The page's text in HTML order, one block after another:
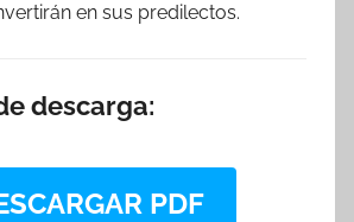
en sus predilectos.
descarga:
PDF